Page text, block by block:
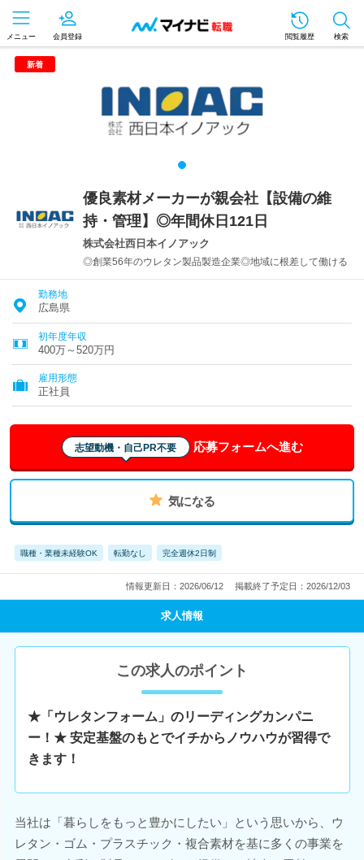
メニュー 会員登録 閲覧履歴 検索
新着
優良素材メーカーが親会社【設備の維
持・管理】◎年間休日121日
株式会社西日本イノアック
◎創業56年のウレタン製品製造企業◎地域に根差して働ける
勤務地
広島県
初年度年収
400万～520万円
雇用形態
正社員
志望動機・自己PR不要 応募フォームへ進む
気になる
職種・業種未経験OK 転勤なし 完全週休2日制
情報更新日：2026/06/12 掲載終了予定日：2026/12/03
求人情報
この求人のポイント
★「ウレタンフォーム」のリーディングカンパニ
ー！★ 安定基盤のもとでイチからノウハウが習得で
きます！
当社は「暮らしをもっと豊かにしたい」という思いから、ウ
レタン・ゴム・プラスチック・複合素材を基に多くの事業を